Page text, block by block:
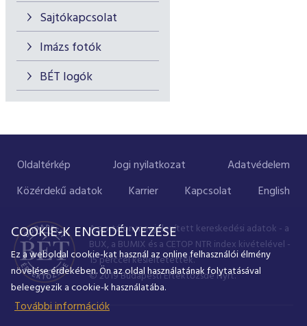
Sajtókapcsolat
Imázs fotók
BÉT logók
Oldaltérkép Jogi nyilatkozat
Adatvédelem
Közérdekű adatok
Karrier Kapcsolat English
A portálon megjelenített kereskedési adatok - a
BUX, a BUMIX és a CETOP NTR index kivételével -
15 perccel késleltetettek.
© 2019 Budapesti Értéktőzsde Nyrt.
COOKIE-K ENGEDÉLYEZÉSE
Ez a weboldal cookie-kat használ az online felhasználói élmény
növelése érdekében. Ön az oldal használatának folytatásával
beleegyezik a cookie-k használatába.
További információk